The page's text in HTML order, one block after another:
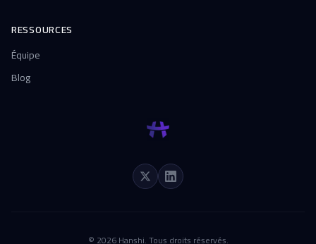
RESSOURCES
Équipe
Blog
© 2026 Hanshi. Tous droits réservés.